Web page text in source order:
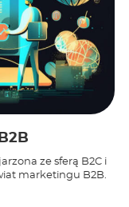
ze sferą B2C i
marketingu B2B.